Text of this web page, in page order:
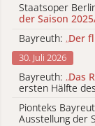
Staatsoper
der Saison
Bayreuth: „Der
30. Juli 2026
Bayreuth: „Das
ersten Hälfte des
Pionteks
Ausstellung der